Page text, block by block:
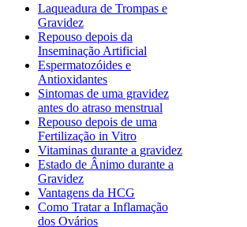
Laqueadura de Trompas e
Gravidez
Repouso depois da
Inseminação Artificial
Espermatozóides e
Antioxidantes
Sintomas de uma gravidez
antes do atraso menstrual
Repouso depois de uma
Fertilização in Vitro
Vitaminas durante a gravidez
Estado de Ânimo durante a
Gravidez
Vantagens da HCG
Como Tratar a Inflamação
dos Ovários